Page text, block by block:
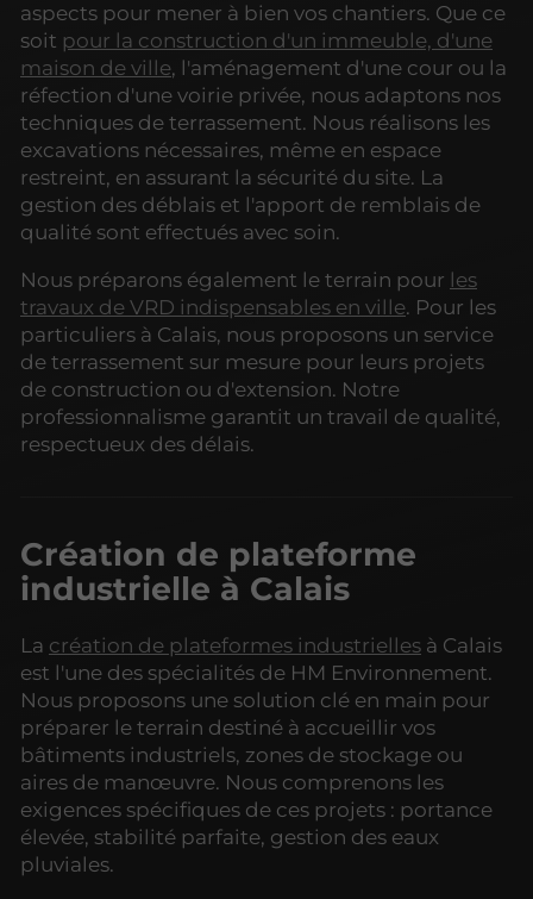
aspects pour mener à bien vos chantiers. Que ce
soit pour la construction d'un immeuble, d'une
maison de ville, l'aménagement d'une cour ou la
réfection d'une voirie privée, nous adaptons nos
techniques de terrassement. Nous réalisons les
excavations nécessaires, même en espace
restreint, en assurant la sécurité du site. La
gestion des déblais et l'apport de remblais de
qualité sont effectués avec soin.
Nous préparons également le terrain pour les
travaux de VRD indispensables en ville. Pour les
particuliers à Calais, nous proposons un service
de terrassement sur mesure pour leurs projets
de construction ou d'extension. Notre
professionnalisme garantit un travail de qualité,
respectueux des délais.
Création de plateforme
industrielle à Calais
La création de plateformes industrielles à Calais
est l'une des spécialités de HM Environnement.
Nous proposons une solution clé en main pour
préparer le terrain destiné à accueillir vos
bâtiments industriels, zones de stockage ou
aires de manœuvre. Nous comprenons les
exigences spécifiques de ces projets : portance
élevée, stabilité parfaite, gestion des eaux
pluviales.